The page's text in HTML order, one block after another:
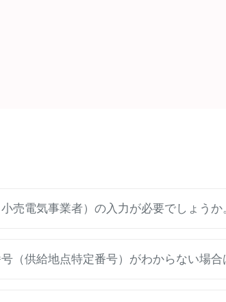
売電気事業者）の入力が必要でしょうか
（供給地点特定番号）がわからない場合